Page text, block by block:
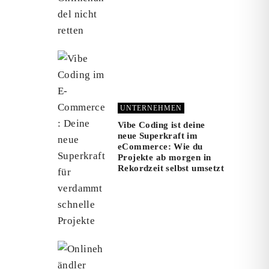
UNTERNEHMEN
Vibe Coding ist deine
neue Superkraft im
eCommerce: Wie du
Projekte ab morgen in
Rekordzeit selbst umsetzt